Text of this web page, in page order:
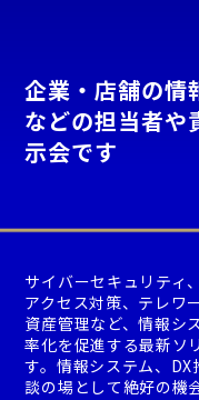
企業・店舗の情
などの担当者や
示会です
サイバーセキュリティ
アクセス対策、テレワ
資産管理など、情報シ
率化を促進する最新ソ
す。情報システム、
談の場として絶好の機